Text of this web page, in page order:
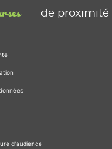
de proximité
d'audience